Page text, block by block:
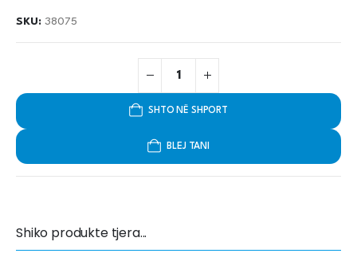
SKU: 38075
SHTO NË SHPORT
BLEJ TANI
Shiko produkte tjera...